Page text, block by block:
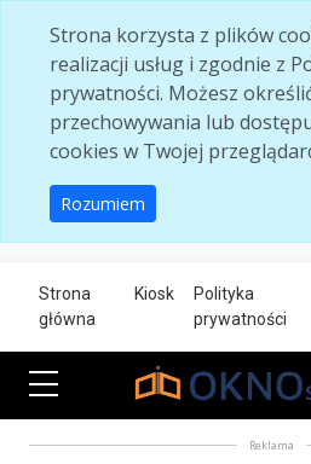
Strona korzysta z plików
realizacji usług i zgodnie z
prywatności. Możesz
przechowywania lub
cookies w Twojej
Rozumiem
Strona
główna
Kiosk
Polityka
prywatności
Reklama